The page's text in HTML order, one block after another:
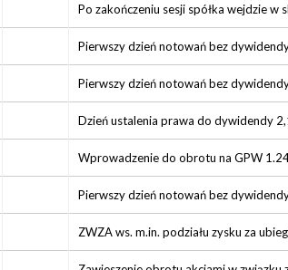
Po zakończeniu sesji spółka wejdzie w
Pierwszy dzień notowań bez
Pierwszy dzień notowań bez
Dzień ustalenia prawa do dywidendy
Wprowadzenie do obrotu na GPW
Pierwszy dzień notowań bez
ZWZA ws. m.in. podziału zysku za